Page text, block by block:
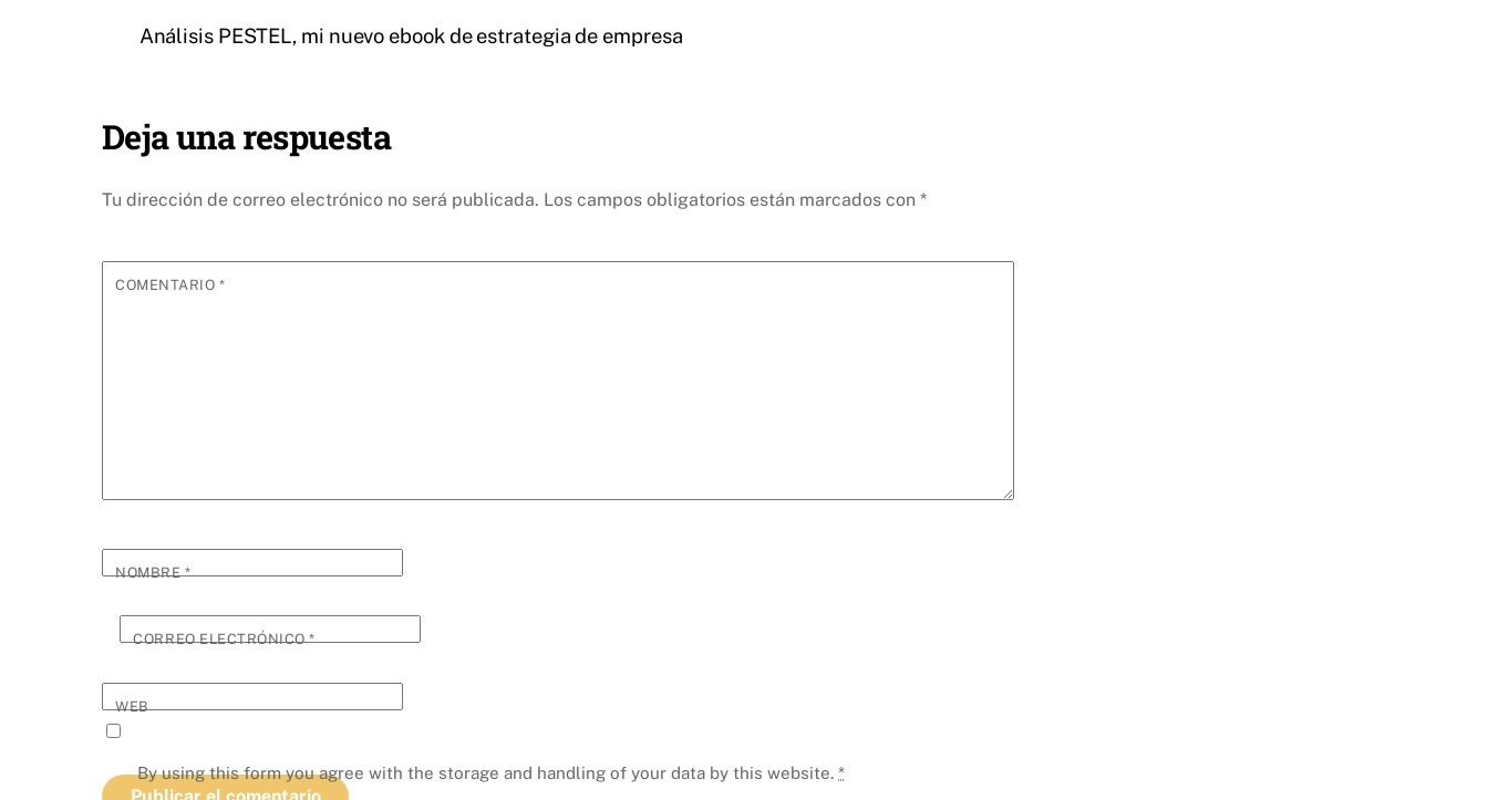
Análisis PESTEL, mi nuevo ebook de estrategia de empresa
Deja una respuesta
Tu dirección de correo electrónico no será publicada. Los campos obligatorios están marcados con *
COMENTARIO *
NOMBRE*
CORREO ELECTRÓNICO*
WEB
By using this form you agree with the storage and handling of your data by this website. *